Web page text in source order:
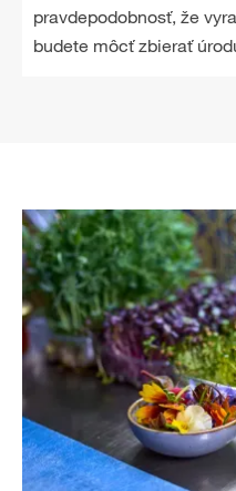
pravdepodobnosť, že
budete môcť zbierať